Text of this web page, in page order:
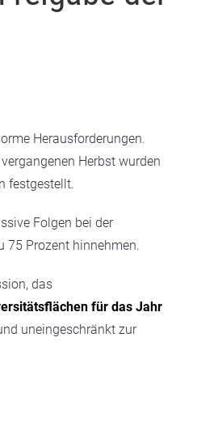
Herausforderungen.
Herbst wurden
festgestellt.
Folgen bei der
75 Prozent hinnehmen.
das
für das Jahr
uneingeschränkt zur